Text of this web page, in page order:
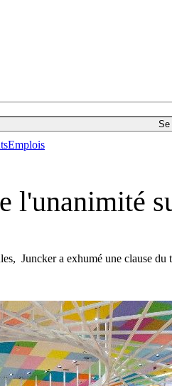
Se
Emplois
l'unanimité
Juncker a exhumé une clause